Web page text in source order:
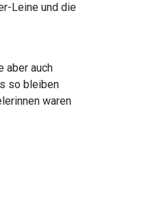
Leine und die
aber auch
so bleiben
waren